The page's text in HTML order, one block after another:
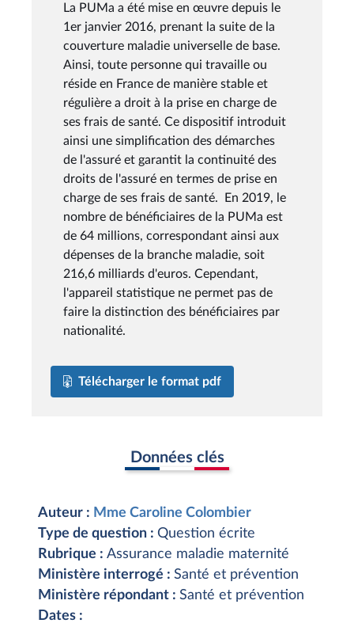
La PUMa a été mise en œuvre depuis le
1er janvier 2016, prenant la suite de la
couverture maladie universelle de base.
Ainsi, toute personne qui travaille ou
réside en France de manière stable et
régulière a droit à la prise en charge de
ses frais de santé. Ce dispositif introduit
ainsi une simplification des démarches
de l'assuré et garantit la continuité des
droits de l'assuré en termes de prise en
charge de ses frais de santé. En 2019, le
nombre de bénéficiaires de la PUMa est
de 64 millions, correspondant ainsi aux
dépenses de la branche maladie, soit
216,6 milliards d'euros. Cependant,
l'appareil statistique ne permet pas de
faire la distinction des bénéficiaires par
nationalité.
Télécharger le format pdf
Données clés
Auteur : Mme Caroline Colombier
Type de question : Question écrite
Rubrique : Assurance maladie maternité
Ministère interrogé : Santé et prévention
Ministère répondant : Santé et prévention
Dates :